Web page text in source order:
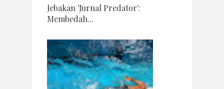
Jebakan 'Jurnal Predator':
Membedah...